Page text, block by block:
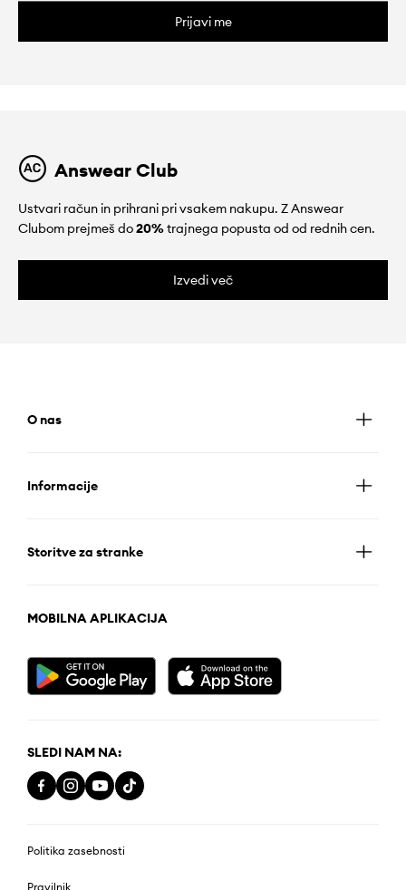
Prijavi me
Answear Club
Ustvari račun in prihrani pri vsakem nakupu. Z Answear
Clubom prejmeš do20%trajnega popusta od od rednih cen.
Izvedi več
O nas
Informacije
Storitve za stranke
MOBILNA APLIKACIJA
SLEDI NAM NA:
Politika zasebnosti
Pravilnik